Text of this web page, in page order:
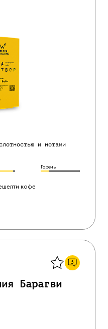
и нотами
Горечь
кофе
3
Барагви